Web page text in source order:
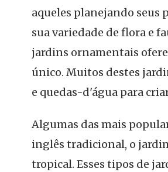
aqueles planejando seus
sua variedade de flora e
jardins ornamentais
único. Muitos destes
e quedas-d'água para
Algumas das mais
inglês tradicional, o
tropical. Esses tipos de